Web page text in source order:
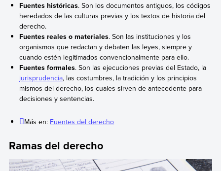
Fuentes históricas. Son los documentos antiguos, los códigos
heredados de las culturas previas y los textos de historia del
derecho.
Fuentes reales o materiales. Son las instituciones y los
organismos que redactan y debaten las leyes, siempre y
cuando estén legitimados convencionalmente para ello.
Fuentes formales. Son las ejecuciones previas del Estado, la
jurisprudencia, las costumbres, la tradición y los principios
mismos del derecho, los cuales sirven de antecedente para
decisiones y sentencias.
Más en: Fuentes del derecho
Ramas del derecho